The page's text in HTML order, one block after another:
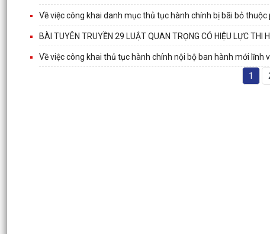
Về việc công khai danh mục thủ tục hành chính bị bãi bỏ
BÀI TUYÊN TRUYỀN 29 LUẬT QUAN TRỌNG CÓ HIỆU LỰC
Về việc công khai thủ tục hành chính nội bộ ban hành mới
1